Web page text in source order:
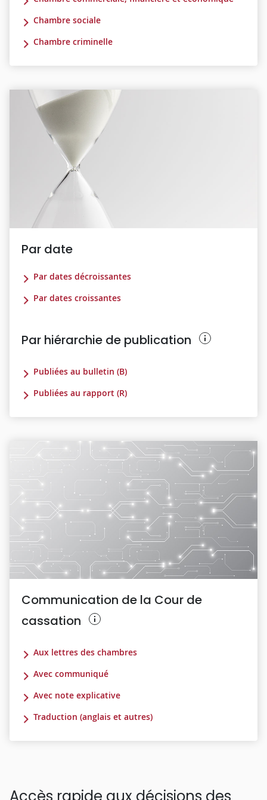
Chambre sociale
Chambre criminelle
Par date
Par dates décroissantes
Par dates croissantes
Par hiérarchie de publication
Publiées au bulletin (B)
Publiées au rapport (R)
Communication de la Cour de
cassation
Aux lettres des chambres
Avec communiqué
Avec note explicative
Traduction (anglais et autres)
Accès rapide aux décisions des